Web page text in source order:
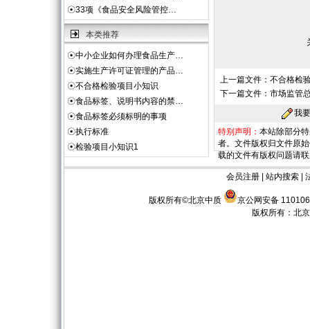
☉33项《食品安全风险管控…
本类推荐
☉中小企业如何办理食品生产…
☉实施生产许可证管理的产品…
☉不合格检验项目小知识
☉食品标签、说明书内容的禁…
☉食品标签必须标明的事项
☉执行标准
☉检验项目小知识1
上一篇文件： 不合格检
下一篇文件： 市场监管
我
特别声明： 本站除部分
者。文件版权归文件原
载的文件有版权问题请
会员注册| 站内搜索|
版权所有©北京中质
京公网安备
版权所有： 北